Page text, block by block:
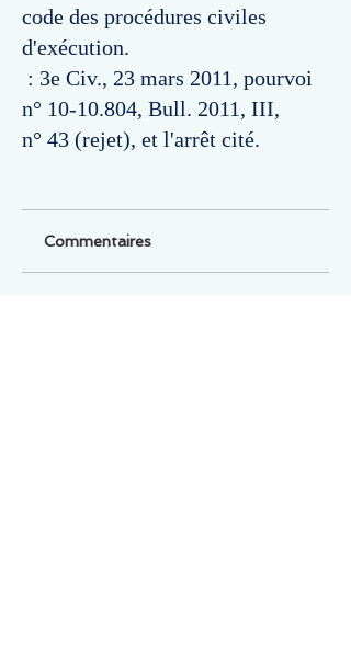
code des procédures civiles
d'exécution.
: 3e Civ., 23 mars 2011, pourvoi
n° 10-10.804, Bull. 2011, III,
n° 43 (rejet), et l'arrêt cité.
Commentaires